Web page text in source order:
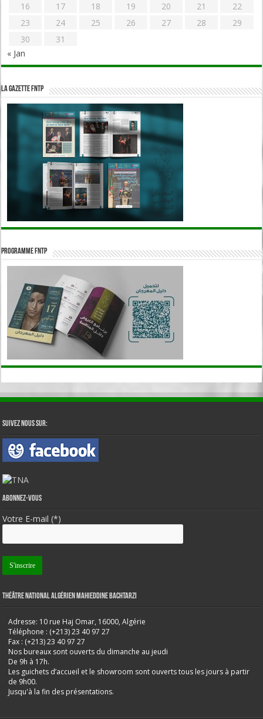
16
17 18 19 20 21
22
23
24 25 26 27 28
29
30
31
« Jan
La Gazette FNTP
Programme FNTP
Suivez nous sur:
Abonnez-vous
Votre E-mail (*)
Théâtre National Algérien Mahieddine Bachtarzi
Adresse: 10 rue Haj Omar, 16000, Algérie
Téléphone : (+213) 23 40 97 27
Fax : (+213) 23 40 97 27
Nos bureaux sont ouverts du dimanche au jeudi
De 9h à 17h.
Les guichets d’accueil et le showroom sont ouverts tous les jours à partir
de 9h00.
Jusqu'à la fin des présentations.